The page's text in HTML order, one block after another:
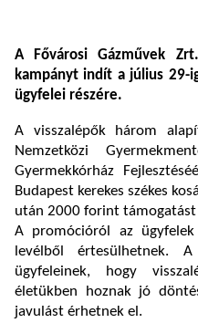
A Fővárosi Gázművek
kampányt indít a július 29-
ügyfelei részére.
A visszalépők három
Nemzetközi
Gyermekkórház
Budapest kerekes székes
után 2000 forint
A promócióról az
levélből értesülhetnek.
ügyfeleinek, hogy
életükben hoznak jó
javulást érhetnek el.